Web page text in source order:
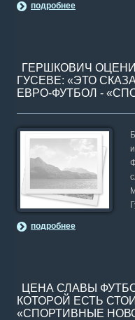
подробнее
ГЕРШКОВИЧ
ГУСЕВЕ: «ЭТО
ЕВРО-ФУТБОЛ -
подробнее
ЦЕНА СЛАВЫ
КОТОРОЙ ЕСТЬ
«СПОРТИВНЫЕ